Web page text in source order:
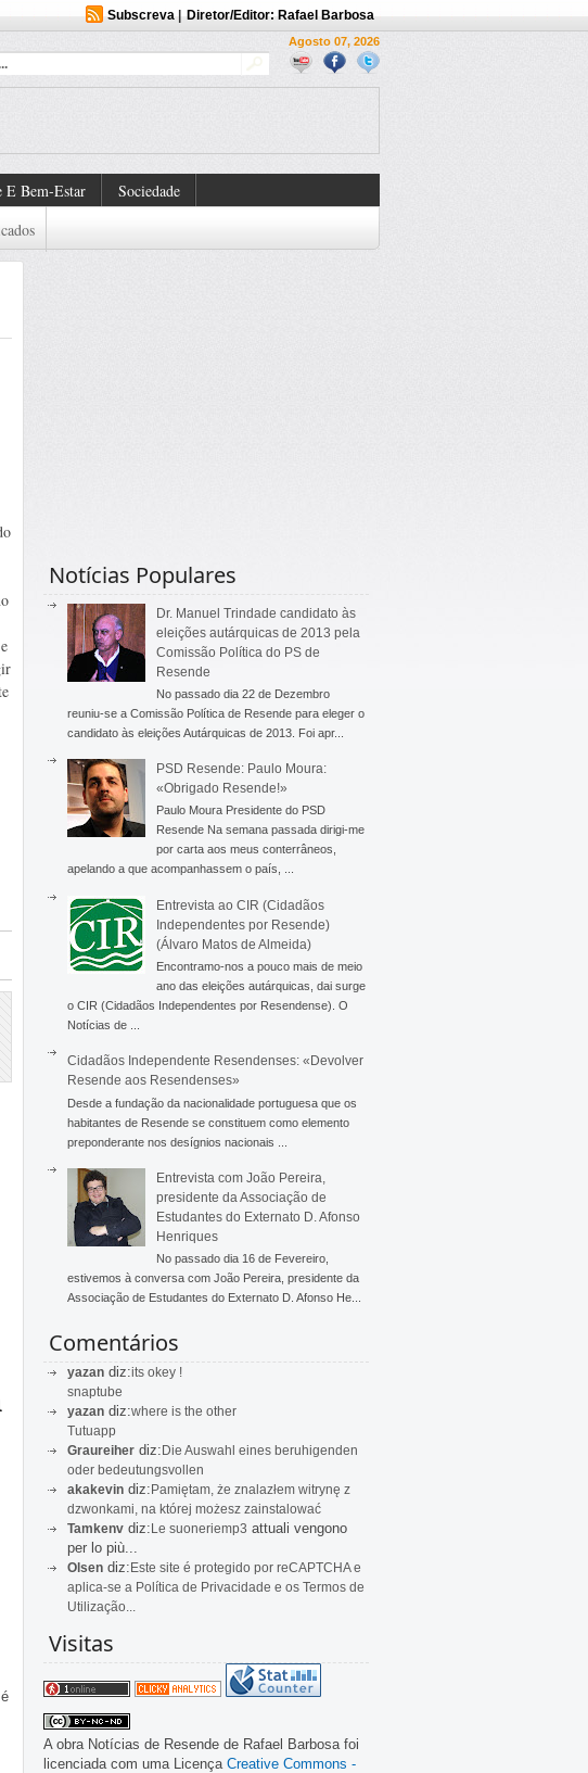
Subscreva| Diretor/Editor: Rafael Barbosa
Agosto 07, 2026
E Bem-Estar
Sociedade
Notícias Populares
Dr. Manuel Trindade candidato às
eleições autárquicas de 2013 pela
Comissão Política do PS de
Resende
No passado dia 22 de Dezembro
reuniu-se a Comissão Política de Resende para eleger o
candidato às eleições Autárquicas de 2013. Foi apr...
PSD Resende: Paulo Moura:
«Obrigado Resende!»
Paulo Moura Presidente do PSD
Resende Na semana passada dirigi-me
por carta aos meus conterrâneos,
apelando a que acompanhassem o país, ...
Entrevista ao CIR (Cidadãos
Independentes por Resende)
(Álvaro Matos de Almeida)
Encontramo-nos a pouco mais de meio
ano das eleições autárquicas, dai surge
o CIR (Cidadãos Independentes por Resendense). O
Notícias de ...
Cidadãos Independente Resendenses: «Devolver
Resende aos Resendenses»
Desde a fundação da nacionalidade portuguesa que os
habitantes de Resende se constituem como elemento
preponderante nos desígnios nacionais ...
Entrevista com João Pereira,
presidente da Associação de
Estudantes do Externato D. Afonso
Henriques
No passado dia 16 de Fevereiro,
estivemos à conversa com João Pereira, presidente da
Associação de Estudantes do Externato D. Afonso He...
Comentários
yazan diz:its okey !
snaptube
yazan diz:where is the other
Tutuapp
Graureiher diz:Die Auswahl eines beruhigenden
oder bedeutungsvollen
akakevin diz:Pamiętam, że znalazłem witrynę z
dzwonkami, na której możesz zainstalować
Tamkenv diz:Le suoneriemp3 attuali vengono
per lo più...
Olsen diz:Este site é protegido por reCAPTCHA e
aplica-se a Política de Privacidade e os Termos de
Utilização...
Visitas
A obra Notícias de Resende de Rafael Barbosa foi
licenciada com uma Licença Creative Commons -